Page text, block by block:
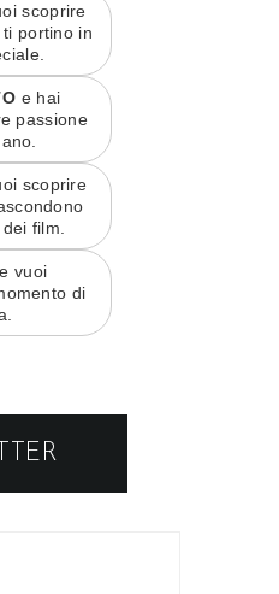
scoprire
portino in
e hai
passione
scoprire
film.
e vuoi
di